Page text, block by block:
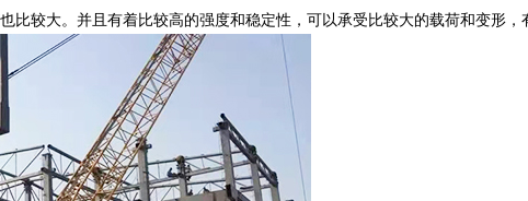
较大。并且有着比较高的强度和稳定性，可以承受比较大的载荷和变形，